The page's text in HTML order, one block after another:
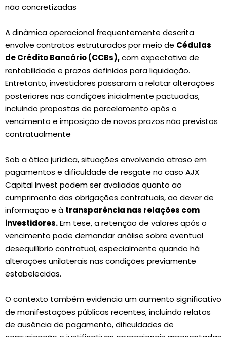
não concretizadas
A dinâmica operacional frequentemente descrita
envolve contratos estruturados por meio de Cédulas
de Crédito Bancário (CCBs),com expectativa de
rentabilidade e prazos definidos para liquidação.
Entretanto, investidores passaram a relatar alterações
posteriores nas condições inicialmente pactuadas,
incluindo propostas de parcelamento após o
vencimento e imposição de novos prazos não previstos
contratualmente
Sob a ótica jurídica, situações envolvendo atraso em
pagamentos e dificuldade de resgate no caso AJX
Capital Invest podem ser avaliadas quanto ao
cumprimento das obrigações contratuais, ao dever de
informação e à transparência nas relações com
investidores.Em tese, a retenção de valores após o
vencimento pode demandar análise sobre eventual
desequilíbrio contratual, especialmente quando há
alterações unilaterais nas condições previamente
estabelecidas.
O contexto também evidencia um aumento significativo
de manifestações públicas recentes, incluindo relatos
de ausência de pagamento, dificuldades de